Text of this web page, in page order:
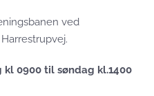
ved
0900 til søndag kl.1400